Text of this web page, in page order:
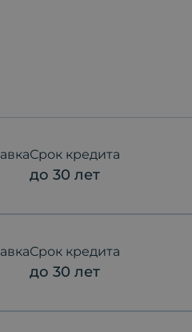
Срок кредита
до 30 лет
Срок кредита
до 30 лет